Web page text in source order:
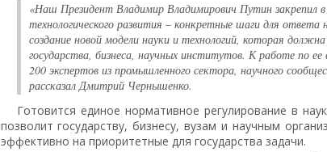
«Наш Президент Владимир Владимирович Путин закрепил
технологического развития – конкретные шаги для ответа
создание новой модели науки и технологий, которая
государства, бизнеса, научных институтов. К работе по ее
200 экспертов из промышленного сектора, научного
рассказал Дмитрий Чернышенко.
Готовится единое нормативное регулирование в
позволит государству, бизнесу, вузам и научным
эффективно на приоритетные для государства задачи.